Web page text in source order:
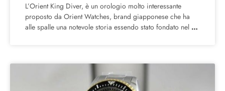
L’Orient King Diver, è un orologio molto interessante
proposto da Orient Watches, brand giapponese che ha
alle spalle una notevole storia essendo stato fondato nel